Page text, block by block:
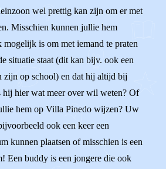
wel prettig kan zijn om er met
Misschien kunnen jullie hem
mogelijk is om met iemand te praten
situatie staat (dit kan bijv. ook een
zijn op school) en dat hij altijd bij
hij hier wat meer over wil weten? Of
hem op Villa Pinedo wijzen? Uw
ook een keer een
kunnen plaatsen of misschien is een
Een buddy is een jongere die ook